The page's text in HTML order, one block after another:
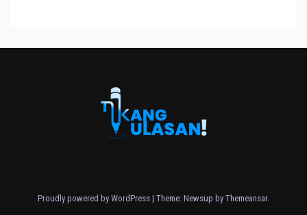
Proudly powered by WordPress | Theme: Newsup by Themeansar.